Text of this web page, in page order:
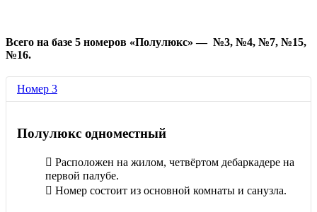
Всего на базе 5 номеров «Полулюкс» — №3, №4, №7, №15,
№16.
Номер 3
Полулюкс одноместный
Расположен на жилом, четвёртом дебаркадере на
первой палубе.
Номер состоит из основной комнаты и санузла.